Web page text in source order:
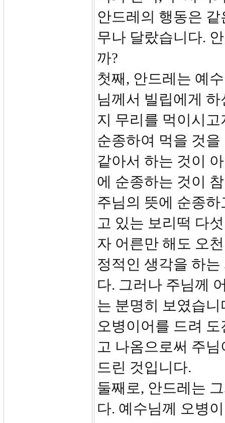
안드레의 행동은
무나 달랐습니다.
까?
첫째, 안드레는 예
님께서 빌립에게
지 무리를 먹이시
순종하여 먹을 것
같아서 하는 것이
에 순종하는 것이
주님의 뜻에 순종
고 있는 보리떡 다
자 어른만 해도 오
정적인 생각을 하
다. 그러나 주님께
는 분명히 보였습
오병이어를 드려
고 나옴으로써 주
드린 것입니다.
둘째로, 안드레는
다. 예수님께 오병